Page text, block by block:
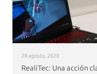
28 agosto, 2020
RealiTec: Una acción